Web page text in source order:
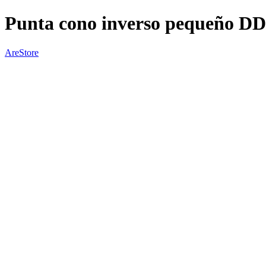
Punta cono inverso pequeño
AreStore